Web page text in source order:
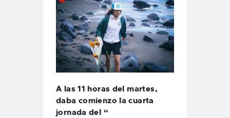
A las 11 horas del martes,
daba comienzo la cuarta
jornada del “